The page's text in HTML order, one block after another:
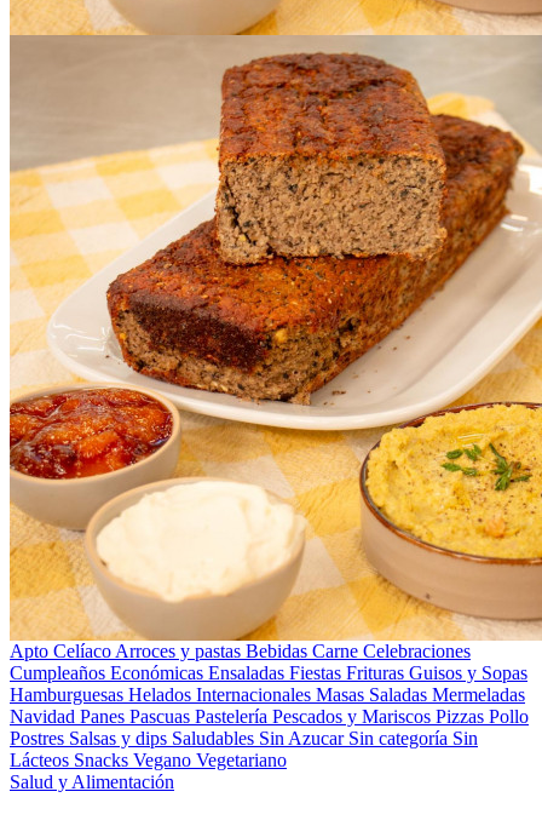
Apto Celíaco Arroces y pastas Bebidas Carne Celebraciones
Cumpleaños Económicas Ensaladas Fiestas Frituras Guisos y Sopas
Hamburguesas Helados Internacionales Masas Saladas Mermeladas
Navidad Panes Pascuas Pastelería Pescados y Mariscos Pizzas Pollo
Postres Salsas y dips Saludables Sin Azucar Sin categoría Sin
Lácteos Snacks Vegano Vegetariano
Salud y Alimentación